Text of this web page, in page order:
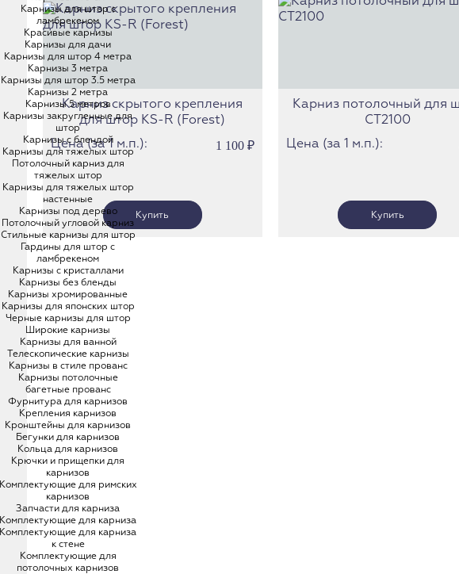
Карнизы для штор с
ламбрекеном
Красивые карнизы
Карнизы для дачи
Карнизы для штор 4 метра
Карнизы 3 метра
Карнизы для штор 3.5 метра
Карнизы 2 метра
Карнизы 5 метров
Карнизы закругленные для
штор
Карнизы с блендой
Карнизы для тяжелых штор
Потолочный карниз для
тяжелых штор
Карнизы для тяжелых штор
настенные
Карнизы под дерево
Потолочный угловой карниз
Стильные карнизы для штор
Гардины для штор с
ламбрекеном
Карнизы с кристаллами
Карнизы без бленды
Карнизы хромированные
Карнизы для японских штор
Черные карнизы для штор
Широкие карнизы
Карнизы для ванной
Телескопические карнизы
Карнизы в стиле прованс
Карнизы потолочные
багетные прованс
Фурнитура для карнизов
Крепления карнизов
Кронштейны для карнизов
Бегунки для карнизов
Кольца для карнизов
Крючки и прищепки для
карнизов
Комплектующие для римских
карнизов
Запчасти для карниза
Комплектующие для карниза
Комплектующие для карниза
к стене
Комплектующие для
потолочных карнизов
Карнизы
Карнизы
Карнизы
Карниз скрытого крепления
для штор KS-R (Forest)
Цена (за 1 м.п.):
1 100 ₽
Карниз потолочный для
СТ2100
Цена (за 1 м.п.):